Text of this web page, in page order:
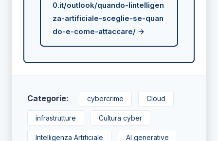
0.it/outlook/quando-lintelligen
za-artificiale-sceglie-se-quan
do-e-come-attaccare/ →
Categorie: cybercrime Cloud
infrastrutture Cultura cyber
Intelligenza Artificiale AI generative